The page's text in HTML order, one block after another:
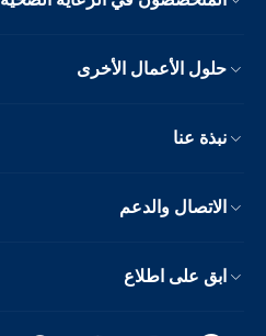
حلول الأعمال الأخرى
نبذة عنا
الاتصال والدعم
ابق على اطلاع